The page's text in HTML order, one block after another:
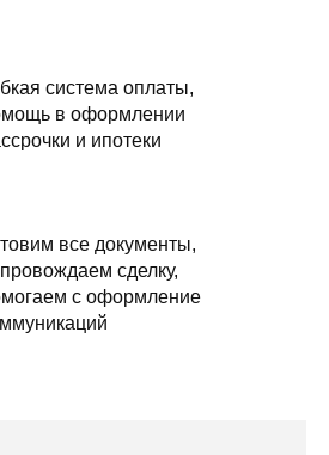
система оплаты,
в оформлении
и ипотеки
все документы,
сделку,
с оформление